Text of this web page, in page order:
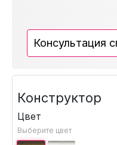
Консультация
Конструктор
Цвет
Выберите цвет